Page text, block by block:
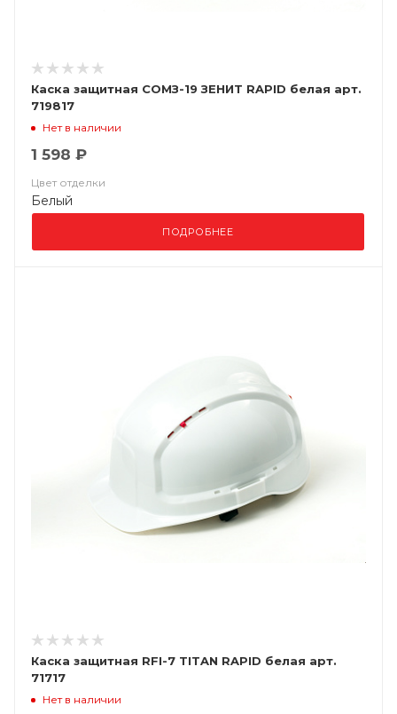
Каска защитная СОМЗ-19 ЗЕНИТ RAPID белая арт.
719817
Нет в наличии
1 598 ₽
Цвет отделки
Белый
ПОДРОБНЕЕ
Каска защитная RFI-7 TITAN RAPID белая арт.
71717
Нет в наличии